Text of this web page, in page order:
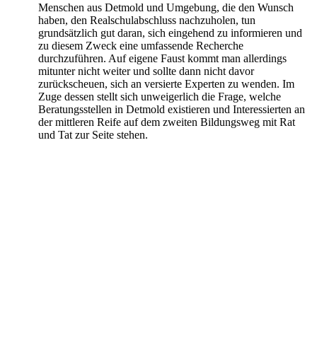
Menschen aus Detmold und Umgebung, die den Wunsch
haben, den Realschulabschluss nachzuholen, tun
grundsätzlich gut daran, sich eingehend zu informieren und
zu diesem Zweck eine umfassende Recherche
durchzuführen. Auf eigene Faust kommt man allerdings
mitunter nicht weiter und sollte dann nicht davor
zurückscheuen, sich an versierte Experten zu wenden. Im
Zuge dessen stellt sich unweigerlich die Frage, welche
Beratungsstellen in Detmold existieren und Interessierten an
der mittleren Reife auf dem zweiten Bildungsweg mit Rat
und Tat zur Seite stehen.